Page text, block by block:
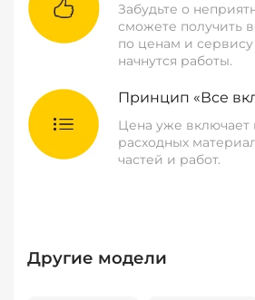
Забудьте о
сможете получить
по ценам и
начнутся работы.
Принцип «Все
Цена уже включает
расходных
частей и работ.
Другие модели